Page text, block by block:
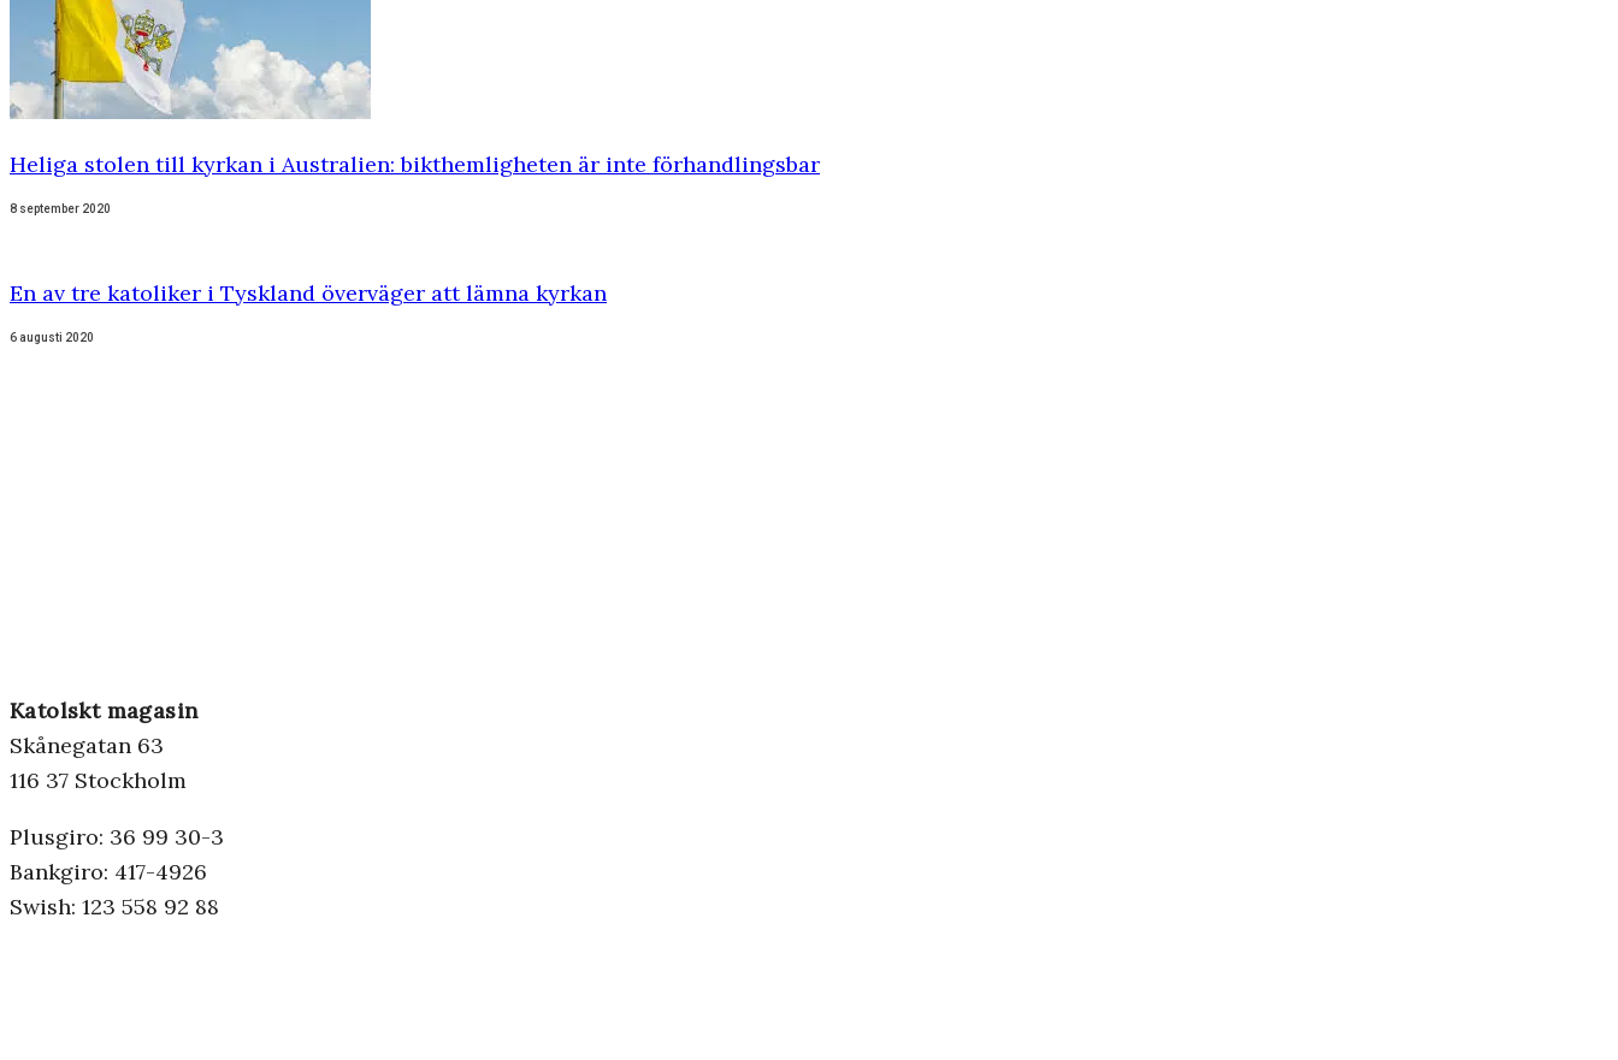
Heliga stolen till kyrkan i Australien: bikthemligheten är inte förhandlingsbar
8 september 2020
En av tre katoliker i Tyskland överväger att lämna kyrkan
6 augusti 2020
Katolskt magasin
Skånegatan 63
116 37 Stockholm
Plusgiro: 36 99 30-3
Bankgiro: 417-4926
Swish: 123 558 92 88